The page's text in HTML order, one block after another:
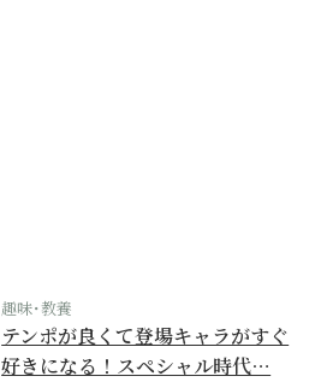
趣味･教養
テンポが良くて登場キャラがすぐ
好きになる！スペシャル時代…